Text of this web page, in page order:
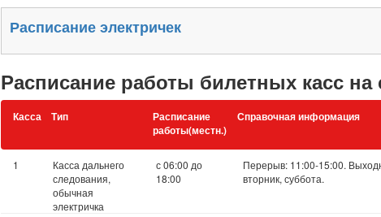
Расписание электричек
Расписание работы билетных касс на
Касса Тип
Расписание
работы(местн.)
Справочная информация
1
Касса дальнего
следования,
обычная
электричка
с 06:00 до
18:00
Перерыв: 11:00-15:00.
вторник, суббота.